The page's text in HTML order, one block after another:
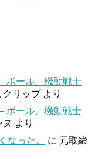
ボール、機動戦士
クリップより
ボール、機動戦士
ヌ より
なった。
に 元取締